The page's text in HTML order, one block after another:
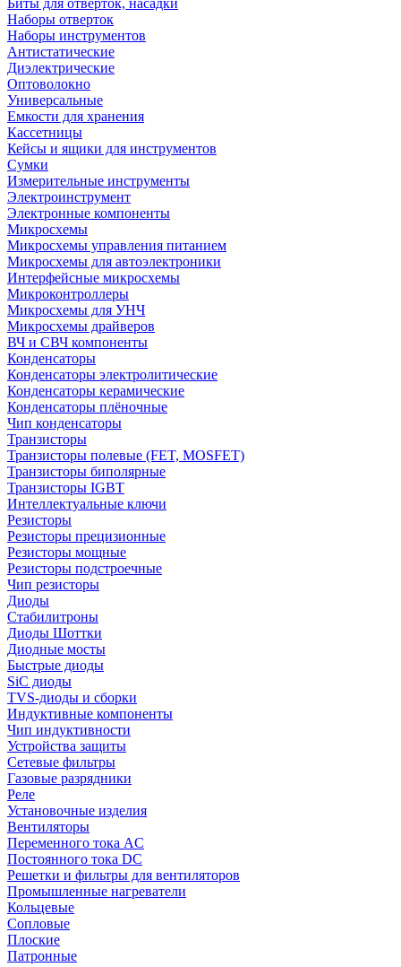
Биты для отверток, насадки
Наборы отверток
Наборы инструментов
Антистатические
Диэлектрические
Оптоволокно
Универсальные
Емкости для хранения
Кассетницы
Кейсы и ящики для инструментов
Сумки
Измерительные инструменты
Электроинструмент
Электронные компоненты
Микросхемы
Микросхемы управления питанием
Микросхемы для автоэлектроники
Интерфейсные микросхемы
Микроконтроллеры
Микросхемы для УНЧ
Микросхемы драйверов
ВЧ и СВЧ компоненты
Конденсаторы
Конденсаторы электролитические
Конденсаторы керамические
Конденсаторы плёночные
Чип конденсаторы
Транзисторы
Транзисторы полевые (FET, MOSFET)
Транзисторы биполярные
Транзисторы IGBT
Интеллектуальные ключи
Резисторы
Резисторы прецизионные
Резисторы мощные
Резисторы подстроечные
Чип резисторы
Диоды
Стабилитроны
Диоды Шоттки
Диодные мосты
Быстрые диоды
SiC диоды
TVS-диоды и сборки
Индуктивные компоненты
Чип индуктивности
Устройства защиты
Сетевые фильтры
Газовые разрядники
Реле
Установочные изделия
Вентиляторы
Переменного тока AC
Постоянного тока DC
Решетки и фильтры для вентиляторов
Промышленные нагреватели
Кольцевые
Сопловые
Плоские
Патронные